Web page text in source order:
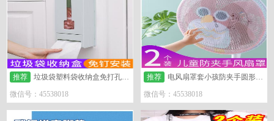
推荐
垃圾袋塑料袋收纳盒免打孔挂壁抽取盒
微信号：45538018
推荐
电风扇罩套小孩防夹手圆形防护罩儿童小孩安全风扇
微信号：45538018